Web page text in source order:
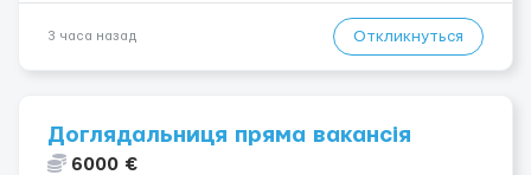
3 часа назад Откликнуться
Доглядальниця пряма вакансія
6000 €